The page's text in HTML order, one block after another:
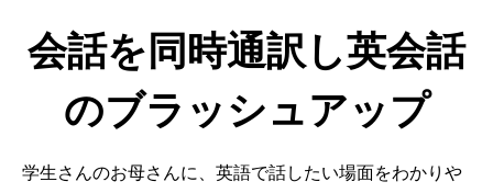
会話を同時通訳し英会話
のブラッシュアップ
学生さんのお母さんに、英語で話したい場面をわかりや